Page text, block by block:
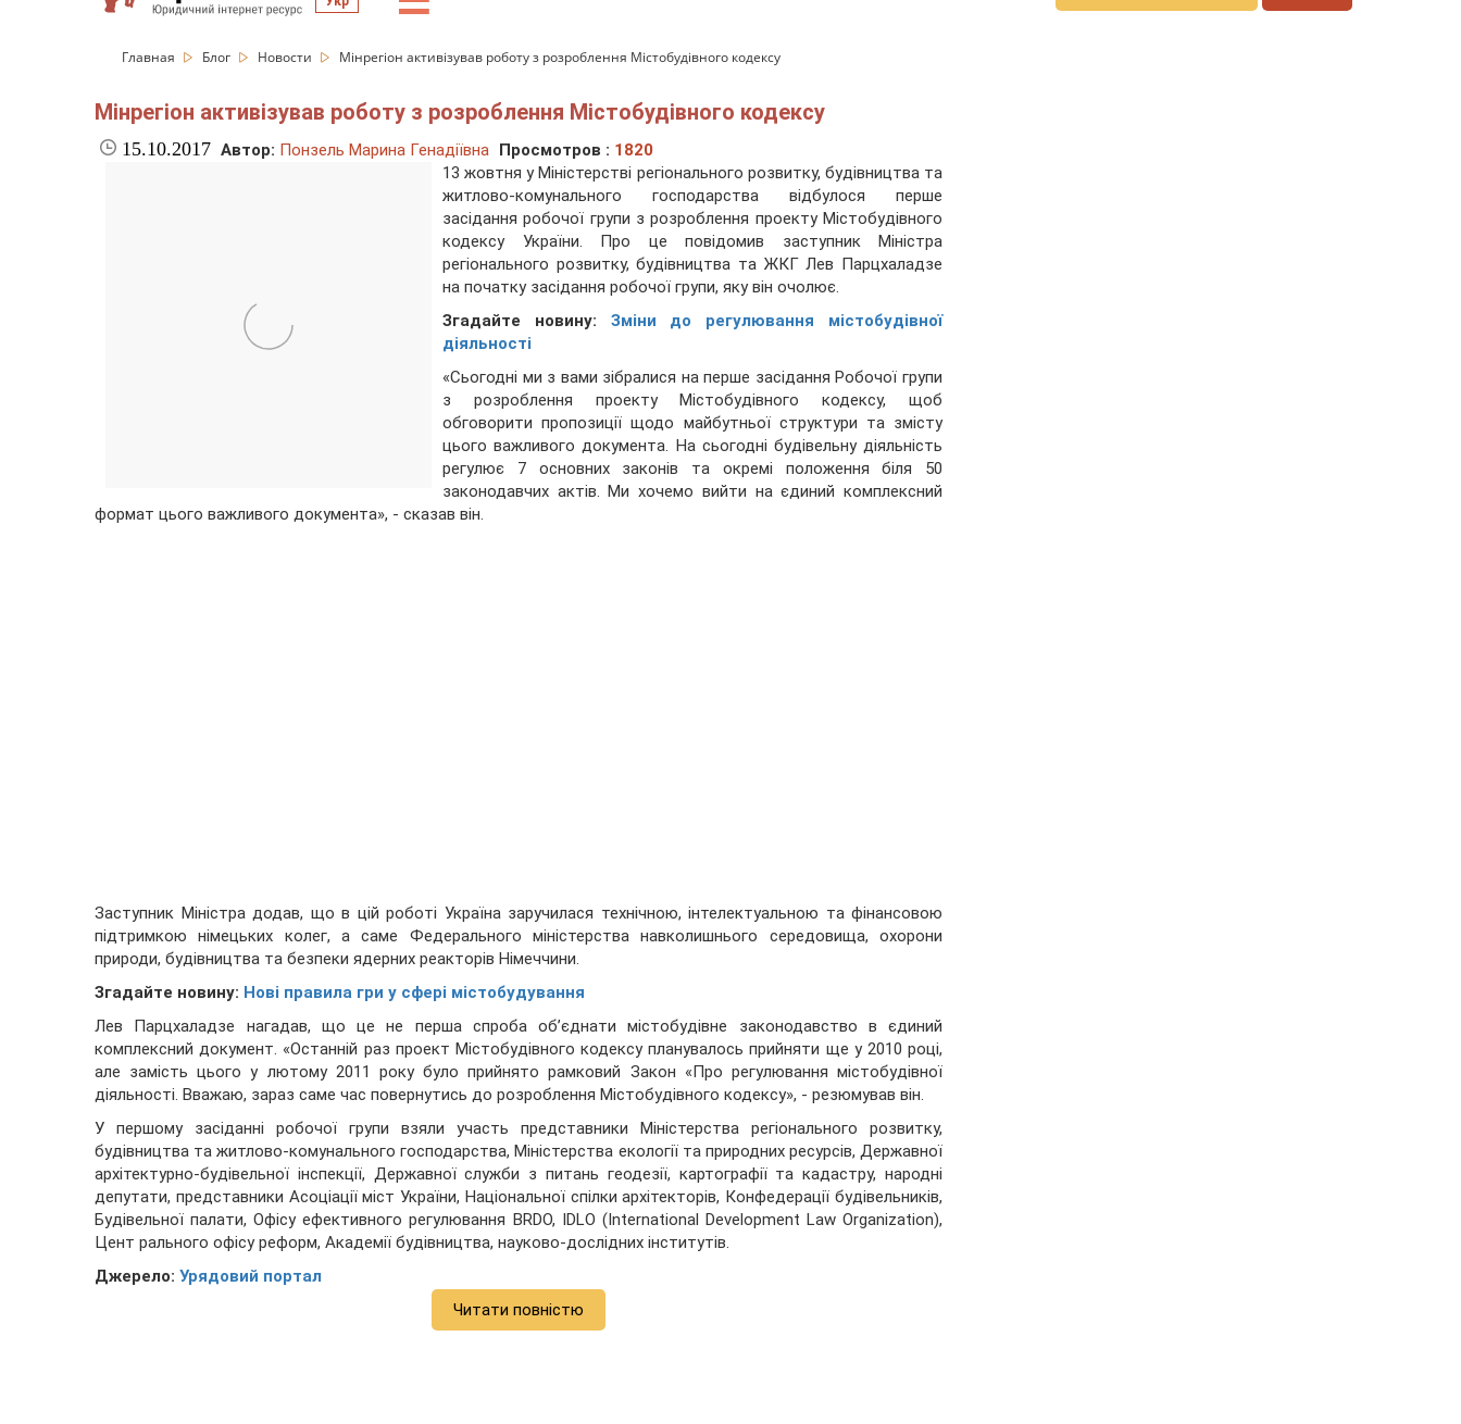
Главная Блог Новости Мінрегіон активізував роботу з розроблення Містобудівного кодексу
Мінрегіон активізував роботу з розроблення Містобудівного кодексу
15.10.2017 Автор: Понзель Марина Генадіївна Просмотров : 1820
13 жовтня у Міністерстві регіонального розвитку, будівництва та
житлово-комунального господарства відбулося перше
засідання робочої групи з розроблення проекту Містобудівного
кодексу України. Про це повідомив заступник Міністра
регіонального розвитку, будівництва та ЖКГ Лев Парцхаладзе
на початку засідання робочої групи, яку він очолює.
Згадайте новину: Зміни до регулювання містобудівної
діяльності
«Сьогодні ми з вами зібралися на перше засідання Робочої групи
з розроблення проекту Містобудівного кодексу, щоб
обговорити пропозиції щодо майбутньої структури та змісту
цього важливого документа. На сьогодні будівельну діяльність
регулює 7 основних законів та окремі положення біля 50
законодавчих актів. Ми хочемо вийти на єдиний комплексний
формат цього важливого документа», - сказав він.
Заступник Міністра додав, що в цій роботі Україна заручилася технічною, інтелектуальною та фінансовою
підтримкою німецьких колег, а саме Федерального міністерства навколишнього середовища, охорони
природи, будівництва та безпеки ядерних реакторів Німеччини.
Згадайте новину: Нові правила гри у сфері містобудування
Лев Парцхаладзе нагадав, що це не перша спроба об’єднати містобудівне законодавство в єдиний
комплексний документ. «Останній раз проект Містобудівного кодексу планувалось прийняти ще у 2010 році,
але замість цього у лютому 2011 року було прийнято рамковий Закон «Про регулювання містобудівної
діяльності. Вважаю, зараз саме час повернутись до розроблення Містобудівного кодексу», - резюмував він.
У першому засіданні робочої групи взяли участь представники Міністерства регіонального розвитку,
будівництва та житлово-комунального господарства, Міністерства екології та природних ресурсів, Державної
архітектурно-будівельної інспекції, Державної служби з питань геодезії, картографії та кадастру, народні
депутати, представники Асоціації міст України, Національної спілки архітекторів, Конфедерації будівельників,
Будівельної палати, Офісу ефективного регулювання BRDO, IDLO (International Development Law Organization),
Цент рального офісу реформ, Академії будівництва, науково-дослідних інститутів.
Джерело: Урядовий портал
Читати повністю